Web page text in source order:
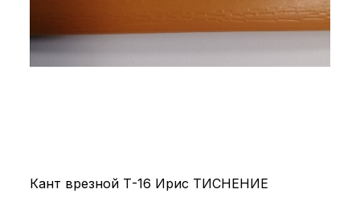
Кант врезной Т-16 Ирис ТИСНЕНИЕ